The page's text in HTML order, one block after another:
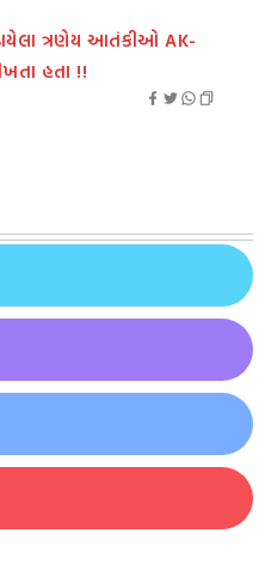
ત્રણેય આતંકીઓ AK-
હતા !!